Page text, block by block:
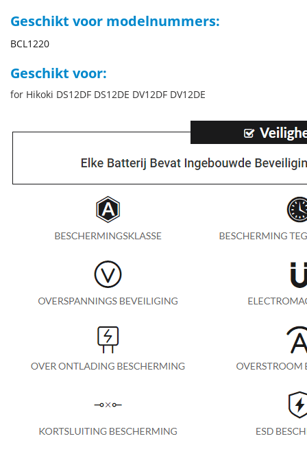
Geschikt voor modelnummers:
BCL1220
Geschikt voor:
for Hikoki DS12DF DS12DE DV12DF DV12DE